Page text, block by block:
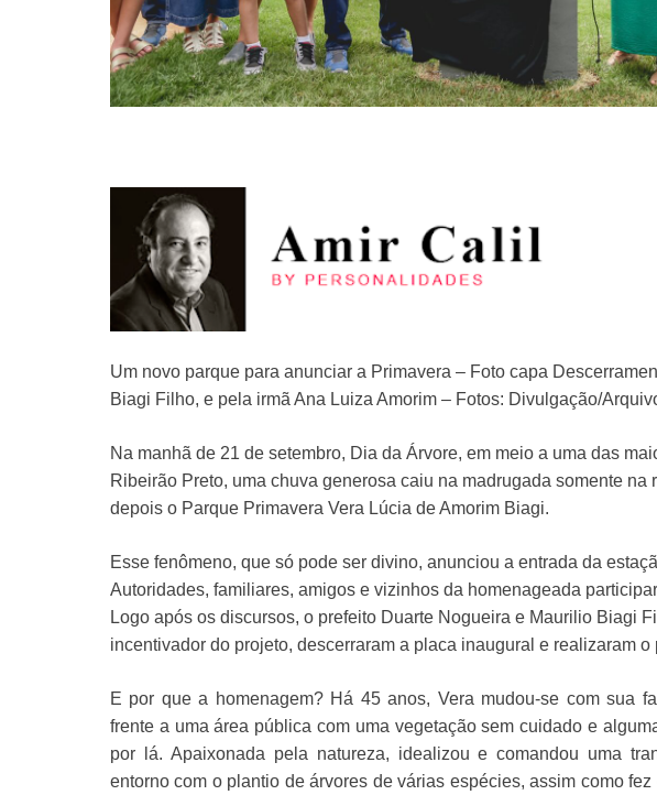
Um novo parque para anunciar a Primavera – Foto capa
Biagi Filho, e pela irmã Ana Luiza Amorim – Fotos: Divulgação/
Na manhã de 21 de setembro, Dia da Árvore, em meio a uma das
Ribeirão Preto, uma chuva generosa caiu na madrugada somente
depois o Parque Primavera Vera Lúcia de Amorim Biagi.
Esse fenômeno, que só pode ser divino, anunciou a entrada da
Autoridades, familiares, amigos e vizinhos da homenageada
Logo após os discursos, o prefeito Duarte Nogueira e Maurilio Biagi
incentivador do projeto, descerraram a placa inaugural e realizaram
E por que a homenagem? Há 45 anos, Vera mudou-se com sua
frente a uma área pública com uma vegetação sem cuidado e
por lá. Apaixonada pela natureza, idealizou e comandou uma
entorno com o plantio de árvores de várias espécies, assim como